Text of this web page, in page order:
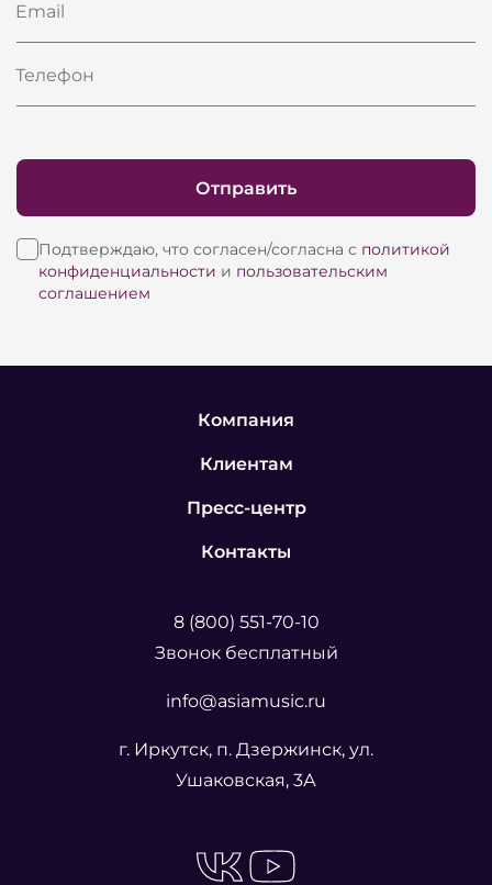
Email
Телефон
Подтверждаю, что согласен/согласна с политикой
конфиденциальности и пользовательским
соглашением
Отправить
Компания
Клиентам
Пресс-центр
Контакты
8 (800) 551-70-10
Звонок бесплатный
info@asiamusic.ru
г. Иркутск, п. Дзержинск, ул.
Ушаковская, 3А